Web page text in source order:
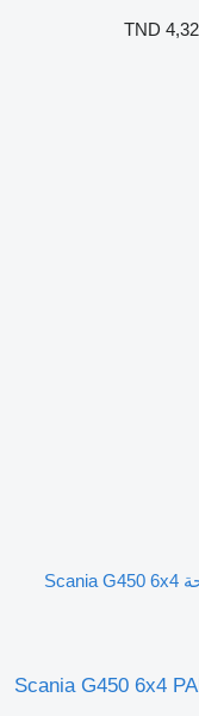
شاحنة مسطحة Scania G450 6x4
Scania G450 6x4